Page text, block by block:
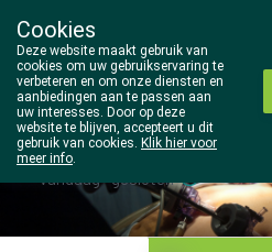
014/810298
Vandaag gesloten
Cookies
Deze website maakt gebruik van
cookies om uw gebruikservaring te
verbeteren en om onze diensten en
aanbiedingen aan te passen aan
uw interesses. Door op deze
website te blijven, accepteert u dit
gebruik van cookies. Klik hier voor
meer info.